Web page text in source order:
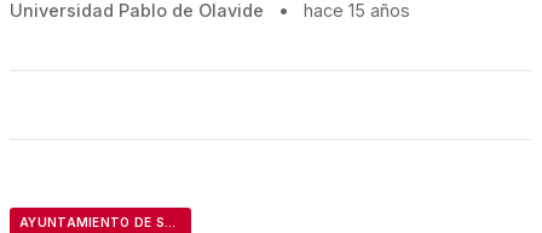
Universidad Pablo de Olavide • hace 15 años